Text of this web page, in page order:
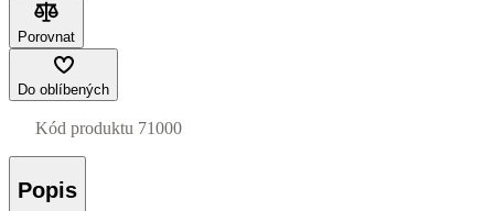
Porovnat
Do oblíbených
Kód produktu 71000
Popis